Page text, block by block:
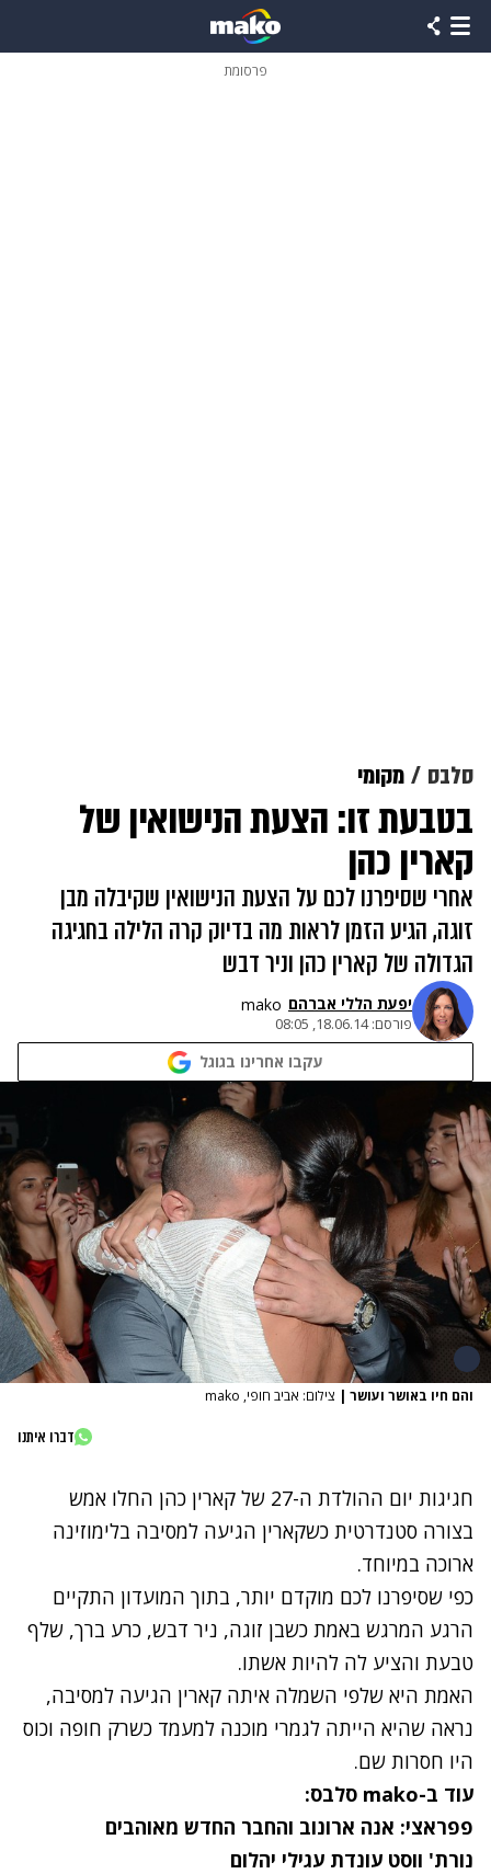
פרסומת
סלבס מקומי
בטבעת זו: הצעת הנישואין של
קארין כהן
אחרי שסיפרנו לכם על הצעת הנישואין שקיבלה מבן
זוגה, הגיע הזמן לראות מה בדיוק קרה הלילה בחגיגה
הגדולה של קארין כהן וניר דבש
יפעת הללי אברהם mako
פורסם:18.06.14, 08:05
עקבו אחרינו בגוגל
והם חיו באושר ועושר | צילום: אביב חופי, mako
דברו איתנו
חגיגות יום ההולדת ה-27 של קארין כהן החלו אמש
בצורה סטנדרטית כשקארין הגיעה למסיבה בלימוזינה
ארוכה במיוחד.
כפי שסיפרנו לכם מוקדם יותר, בתוך המועדון התקיים
הרגע המרגש באמת כשבן זוגה, ניר דבש, כרע ברך, שלף
טבעת והציע לה להיות אשתו.
האמת היא שלפי השמלה איתה קארין הגיעה למסיבה,
נראה שהיא הייתה לגמרי מוכנה למעמד כשרק חופה וכוס
היו חסרות שם.
עוד ב-mako סלבס:
פפראצי: אנה ארונוב והחבר החדש מאוהבים
נורת' ווסט עונדת עגילי יהלום